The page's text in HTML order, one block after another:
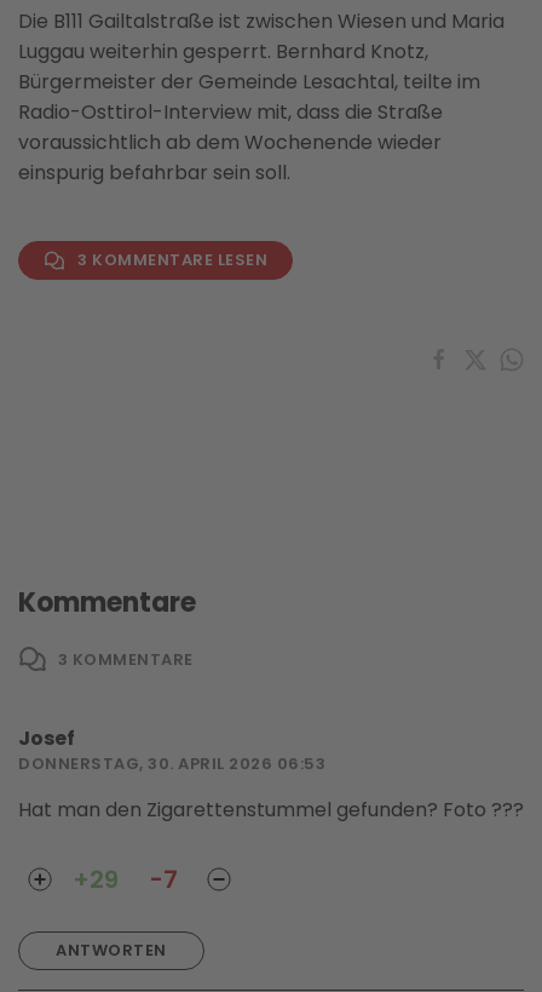
Die B111 Gailtalstraße ist zwischen Wiesen und Maria
Luggau weiterhin gesperrt. Bernhard Knotz,
Bürgermeister der Gemeinde Lesachtal, teilte im
Radio-Osttirol-Interview mit, dass die Straße
voraussichtlich ab dem Wochenende wieder
einspurig befahrbar sein soll.
3 KOMMENTARE LESEN
Kommentare
3 KOMMENTARE
Josef
DONNERSTAG, 30. APRIL 2026 06:53
Hat man den Zigarettenstummel gefunden? Foto ???
ANTWORTEN
+29 -7